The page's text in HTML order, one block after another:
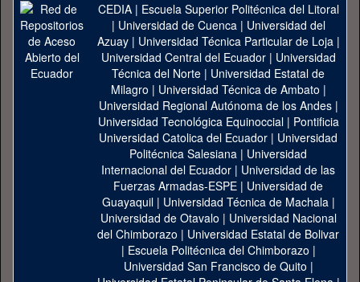
CEDIA| Escuela Superior Politécnica del Litoral
| Universidad de Cuenca| Universidad del
Azuay| Universidad Técnica Particular de Loja|
Universidad Central del Ecuador| Universidad
Técnica del Norte | Universidad Estatal de
Milagro | Universidad Técnica de Ambato |
Universidad Regional Autónoma de los Andes|
Universidad Tecnológica Equinoccial| Pontificia
Universidad Catolica del Ecuador | Universidad
Politécnica Salesiana | Universidad
Internacional del Ecuador | Universidad de las
Fuerzas Armadas-ESPE | Universidad de
Guayaquil| Universidad Técnica de Machala|
Universidad de Otavalo | Universidad Nacional
del Chimborazo | Universidad Estatal de Bolivar
| Escuela Politécnica del Chimborazo |
Universidad San Francisco de Quito |